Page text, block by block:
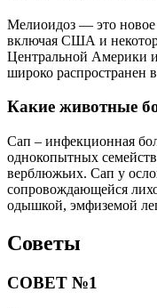
Мелиоидоз — это новое
включая США и
Центральной
широко
Какие животные
Сап – инфекционная
однокопытных
верблюжьих. Сап у
сопровождающейся
одышкой, эмфиземой
Советы
СОВЕТ №1